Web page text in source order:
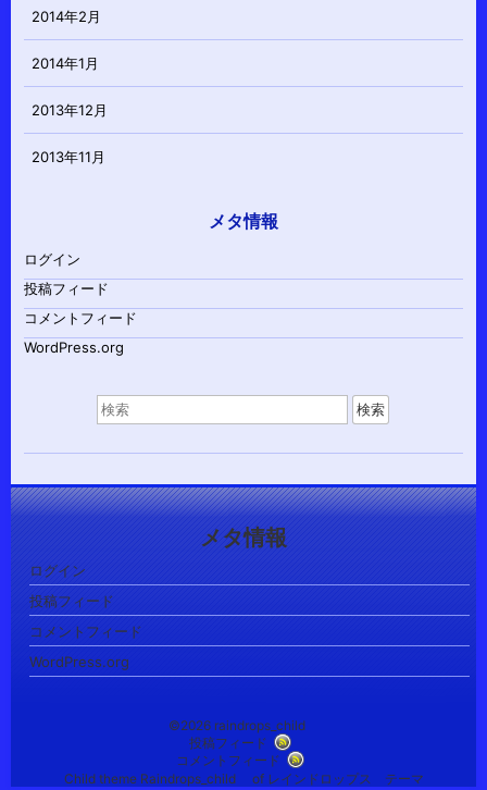
2014年2月
2014年1月
2013年12月
2013年11月
メタ情報
ログイン
投稿フィード
コメントフィード
WordPress.org
索
象:
メタ情報
ログイン
投稿フィード
コメントフィード
WordPress.org
©2026 raindrops_child
投稿フィード
コメントフィード
Child theme Raindrops_child of レインドロップス テーマ